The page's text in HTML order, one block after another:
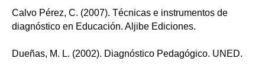
Calvo Pérez, C. (2007). Técnicas e instrumentos de
diagnóstico en Educación. Aljibe Ediciones.
Dueñas, M. L. (2002). Diagnóstico Pedagógico. UNED.